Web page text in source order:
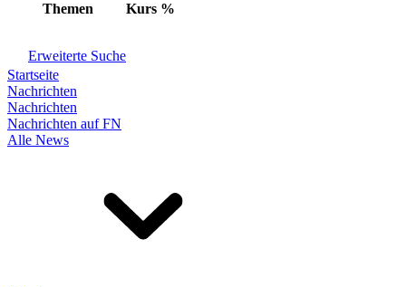
Themen Kurs %
Erweiterte Suche
Startseite
Nachrichten
Nachrichten
Nachrichten auf FN
Alle News